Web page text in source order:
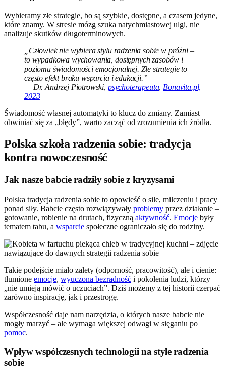
Wybieramy złe strategie, bo są szybkie, dostępne, a czasem jedyne,
które znamy. W stresie mózg szuka natychmiastowej ulgi, nie
analizuje skutków długoterminowych.
„Człowiek nie wybiera stylu radzenia sobie w próżni –
to wypadkowa wychowania, dostępnych zasobów i
poziomu świadomości emocjonalnej. Złe strategie to
często efekt braku wsparcia i edukacji.”
— Dr. Andrzej Piotrowski, psychoterapeuta, Bonavita.pl,
2023
Świadomość własnej automatyki to klucz do zmiany. Zamiast
obwiniać się za „błędy”, warto zacząć od zrozumienia ich źródła.
Polska szkoła radzenia sobie: tradycja
kontra nowoczesność
Jak nasze babcie radziły sobie z kryzysami
Polska tradycja radzenia sobie to opowieść o sile, milczeniu i pracy
ponad siły. Babcie często rozwiązywały problemy przez działanie –
gotowanie, robienie na drutach, fizyczną aktywność. Emocje były
tematem tabu, a wsparcie społeczne ograniczało się do rodziny.
Takie podejście miało zalety (odporność, pracowitość), ale i cienie:
tłumione emocje, wyuczona bezradność i pokolenia ludzi, którzy
„nie umieją mówić o uczuciach”. Dziś możemy z tej historii czerpać
zarówno inspirację, jak i przestrogę.
Współczesność daje nam narzędzia, o których nasze babcie nie
mogły marzyć – ale wymaga większej odwagi w sięganiu po
pomoc.
Wpływ współczesnych technologii na style radzenia
sobie